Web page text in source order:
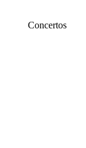
Concertos